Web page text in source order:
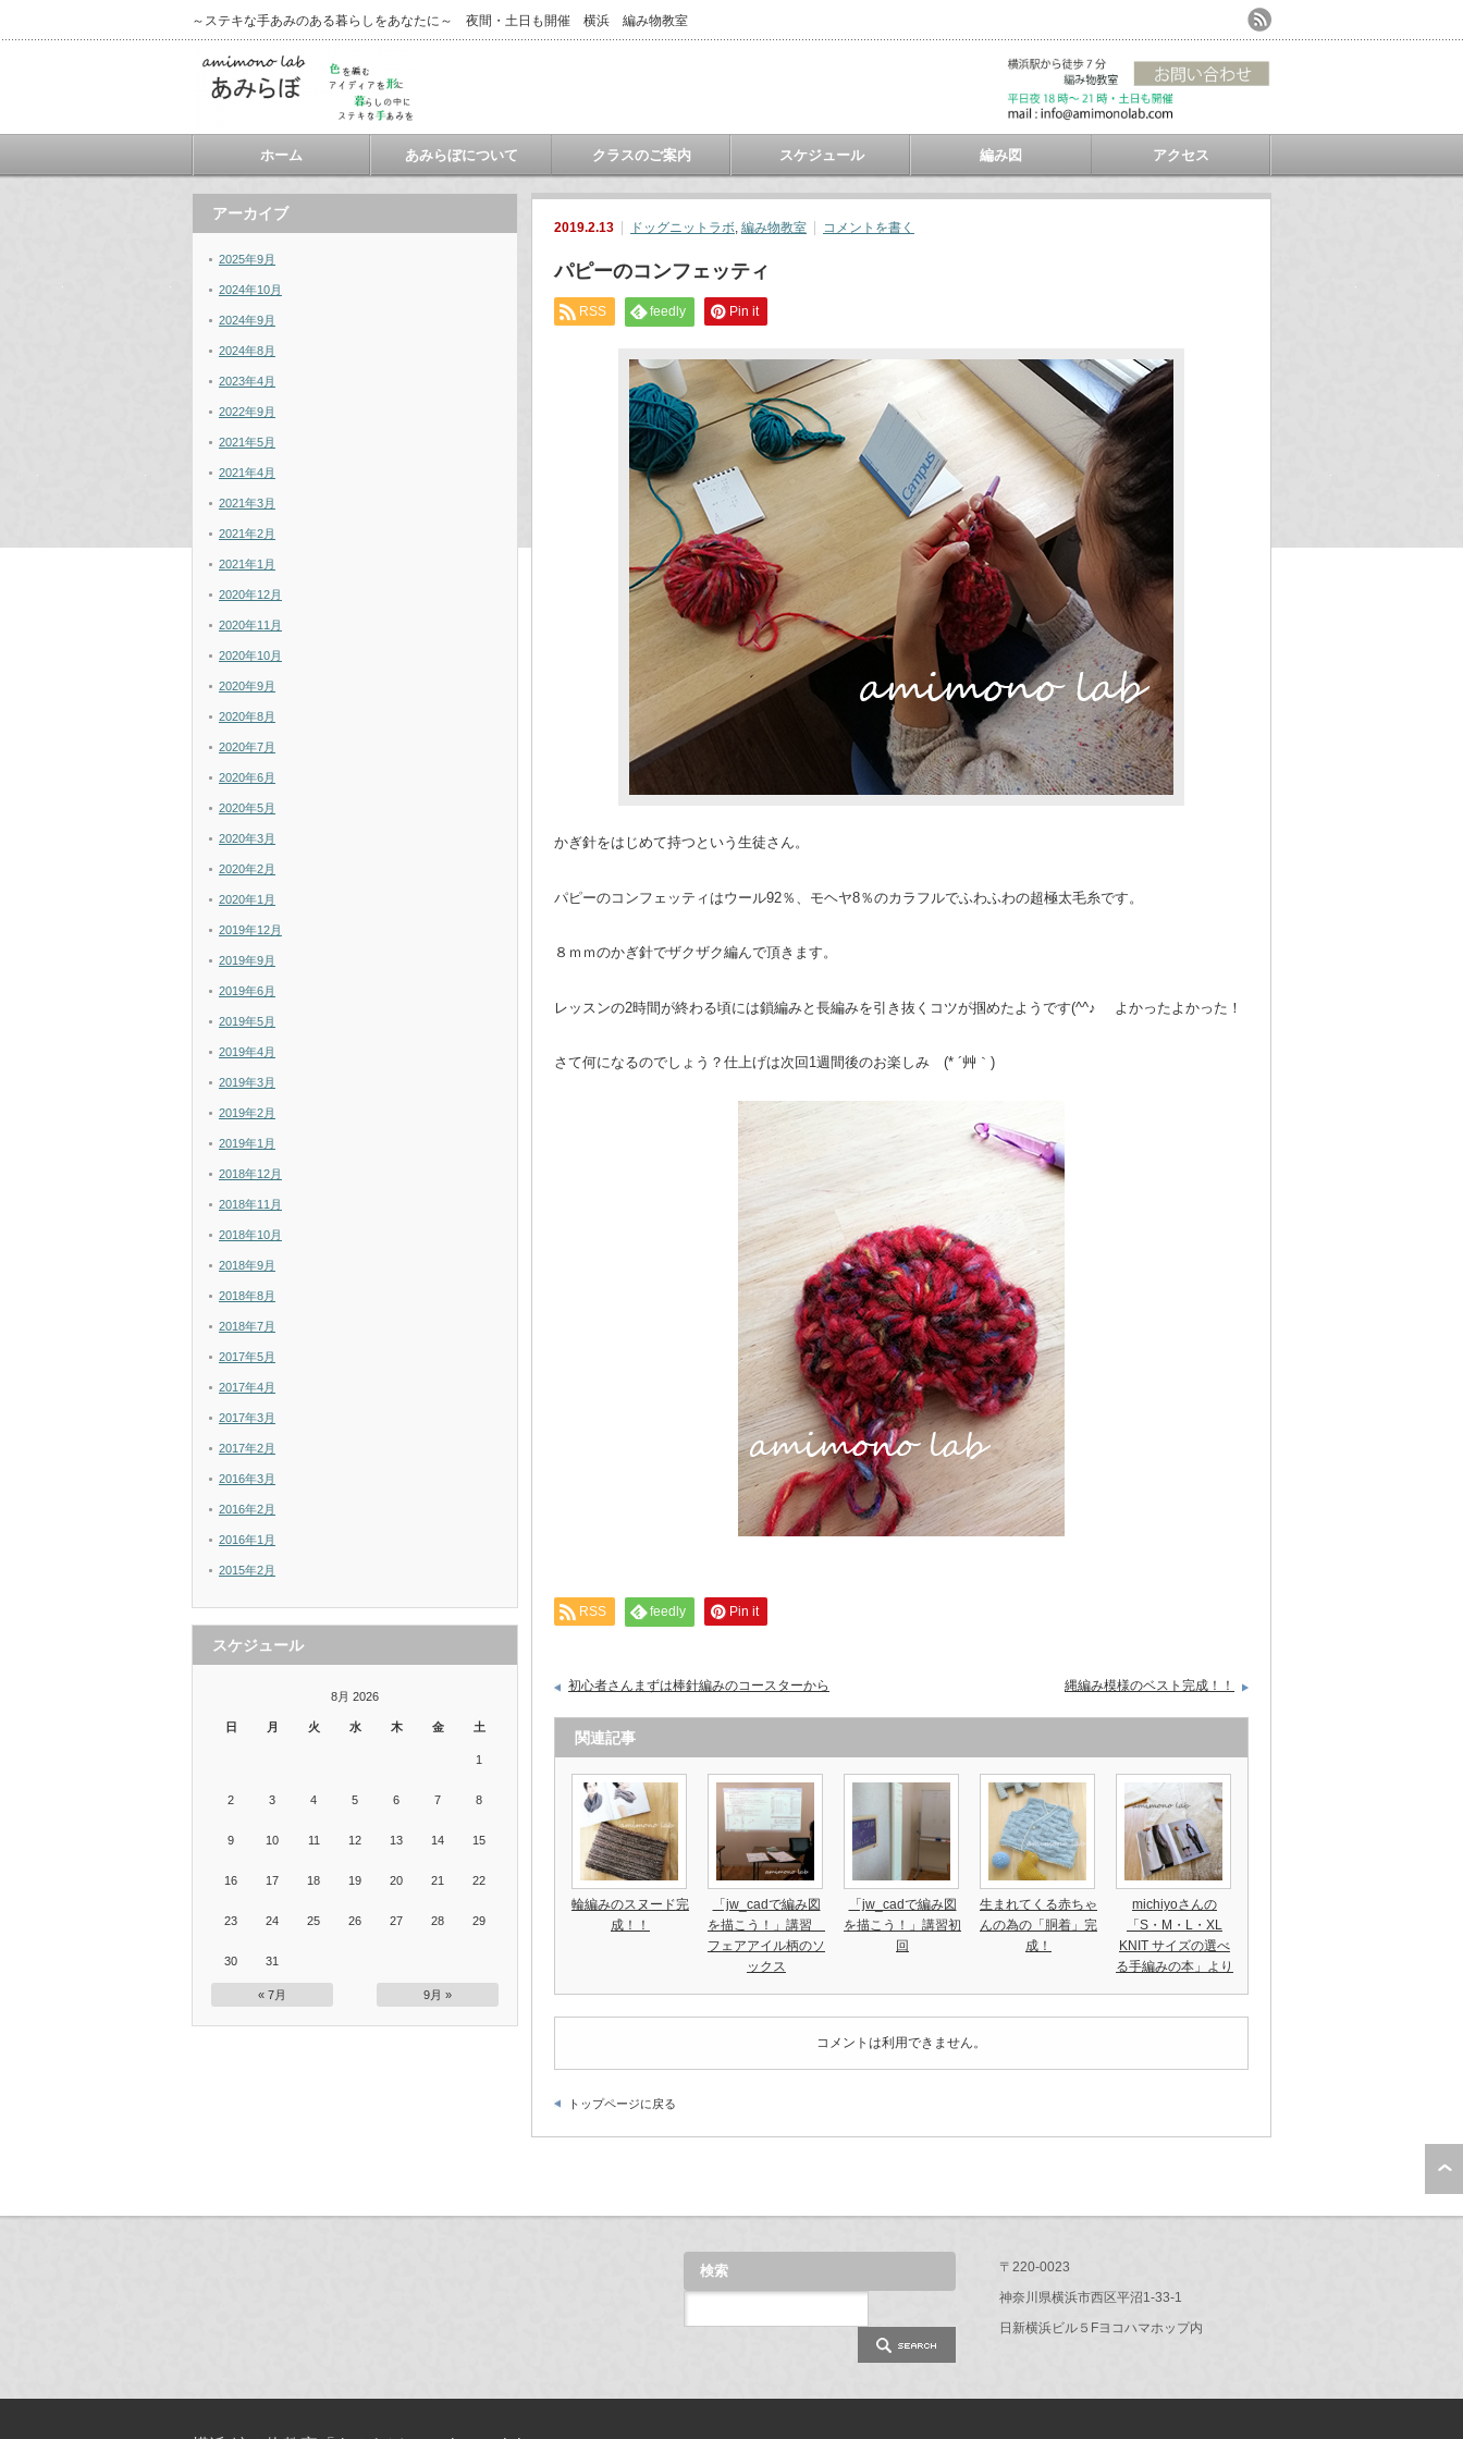
～ステキな手あみのある暮らしをあなたに～ 夜間・土日も開催 横浜 編み物教室
ホーム あみらぼについて クラスのご案内 スケジュール 編み図 アクセス
2019.2.13 ドッグニットラボ, 編み物教室 コメントを書く
パピーのコンフェッティ
RSS feedly Pin it
かぎ針をはじめて持つという生徒さん。
パピーのコンフェッティはウール92％、モヘヤ8％のカラフルでふわふわの超極太毛糸です。
８ｍｍのかぎ針でザクザク編んで頂きます。
レッスンの2時間が終わる頃には鎖編みと長編みを引き抜くコツが掴めたようです(^^♪ よかったよかった！
さて何になるのでしょう？仕上げは次回1週間後のお楽しみ (* ´艸｀)
RSS feedly Pin it
初心者さんまずは棒針編みのコースターから 縄編み模様のベスト完成！！
関連記事
輪編みのスヌード完
成！！
「jw_cadで編み図
を描こう！」講習
フェアアイル柄のソ
ックス
「jw_cadで編み図
を描こう！」講習初
回
生まれてくる赤ちゃ
んの為の「胴着」完
成！
michiyoさんの
「S・M・L・XL
KNIT サイズの選べ
る手編みの本」より
コメントは利用できません。
トップページに戻る
アーカイブ
2025年9月
2024年10月
2024年9月
2024年8月
2023年4月
2022年9月
2021年5月
2021年4月
2021年3月
2021年2月
2021年1月
2020年12月
2020年11月
2020年10月
2020年9月
2020年8月
2020年7月
2020年6月
2020年5月
2020年3月
2020年2月
2020年1月
2019年12月
2019年9月
2019年6月
2019年5月
2019年4月
2019年3月
2019年2月
2019年1月
2018年12月
2018年11月
2018年10月
2018年9月
2018年8月
2018年7月
2017年5月
2017年4月
2017年3月
2017年2月
2016年3月
2016年2月
2016年1月
2015年2月
スケジュール
8月 2026
日 月 火 水 木 金 土
1
2 3 4 5 6 7 8
9 10 11 12 13 14 15
16 17 18 19 20 21 22
23 24 25 26 27 28 29
30 31
« 7月 9月 »
検索
〒220-0023
神奈川県横浜市西区平沼1-33-1
日新横浜ビル５Fヨコハマホップ内